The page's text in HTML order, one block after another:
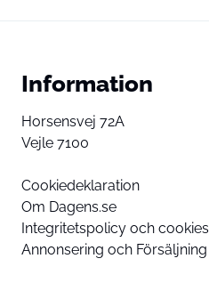
Information
Horsensvej 72A
Vejle 7100
Cookiedeklaration
Om Dagens.se
Integritetspolicy och cookies
Annonsering och Försäljning